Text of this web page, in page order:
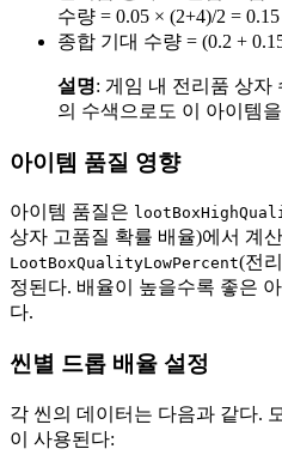
수량 = 0.05 × (2+4)/2 = 0.15
종합 기대 수량 = (0.2 +
설명: 게임 내 전리품 상자
의 수색으로도 이 아이템
아이템 품질 영향
아이템 품질은
상자 고품질 확률 배율)에서 계
LootBoxQualityLowPercent(전
정된다. 배율이 높을수록 좋은
다.
씬별 드롭 배율 설정
각 씬의 데이터는 다음과 같다.
이 사용된다: